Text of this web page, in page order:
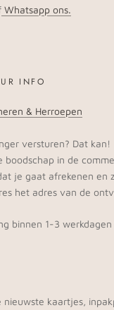
Whatsapp ons.
INFO
& Herroepen
versturen? Dat kan!
boodschap in de
je gaat afrekenen en
het adres van de
binnen 1-3
nieuwste kaartjes,